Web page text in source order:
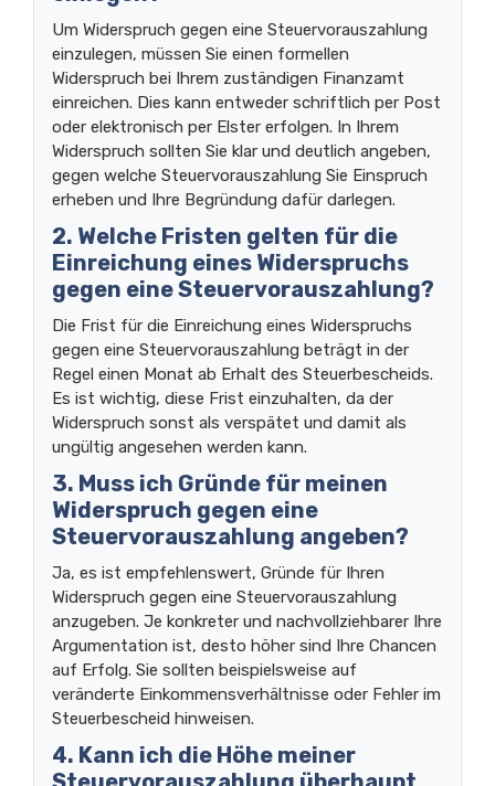
Um Widerspruch gegen eine Steuervorauszahlung
einzulegen, müssen Sie einen formellen
Widerspruch bei Ihrem zuständigen Finanzamt
einreichen. Dies kann entweder schriftlich per Post
oder elektronisch per Elster erfolgen. In Ihrem
Widerspruch sollten Sie klar und deutlich angeben,
gegen welche Steuervorauszahlung Sie Einspruch
erheben und Ihre Begründung dafür darlegen.
2. Welche Fristen gelten für die
Einreichung eines Widerspruchs
gegen eine Steuervorauszahlung?
Die Frist für die Einreichung eines Widerspruchs
gegen eine Steuervorauszahlung beträgt in der
Regel einen Monat ab Erhalt des Steuerbescheids.
Es ist wichtig, diese Frist einzuhalten, da der
Widerspruch sonst als verspätet und damit als
ungültig angesehen werden kann.
3. Muss ich Gründe für meinen
Widerspruch gegen eine
Steuervorauszahlung angeben?
Ja, es ist empfehlenswert, Gründe für Ihren
Widerspruch gegen eine Steuervorauszahlung
anzugeben. Je konkreter und nachvollziehbarer Ihre
Argumentation ist, desto höher sind Ihre Chancen
auf Erfolg. Sie sollten beispielsweise auf
veränderte Einkommensverhältnisse oder Fehler im
Steuerbescheid hinweisen.
4. Kann ich die Höhe meiner